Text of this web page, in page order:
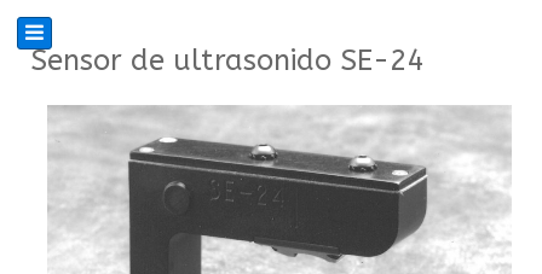
Sensor de ultrasonido SE-24